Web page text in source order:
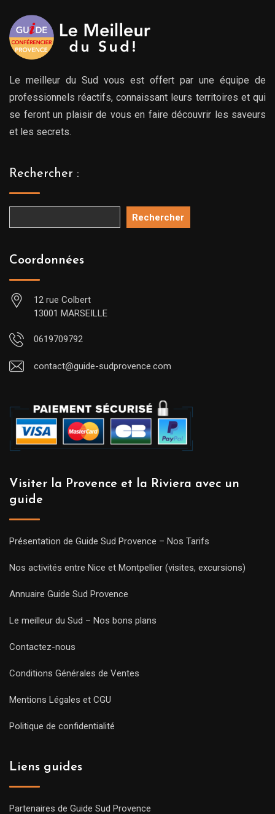
Le meilleur du Sud vous est offert par une équipe de
professionnels réactifs, connaissant leurs territoires et qui
se feront un plaisir de vous en faire découvrir les saveurs
et les secrets.
Rechercher :
Rechercher
Coordonnées
12 rue Colbert
13001 MARSEILLE
0619709792
contact@guide-sudprovence.com
Visiter la Provence et la Riviera avec un
guide
Présentation de Guide Sud Provence – Nos Tarifs
Nos activités entre Nice et Montpellier (visites, excursions)
Annuaire Guide Sud Provence
Le meilleur du Sud – Nos bons plans
Contactez-nous
Conditions Générales de Ventes
Mentions Légales et CGU
Politique de confidentialité
Liens guides
Partenaires de Guide Sud Provence